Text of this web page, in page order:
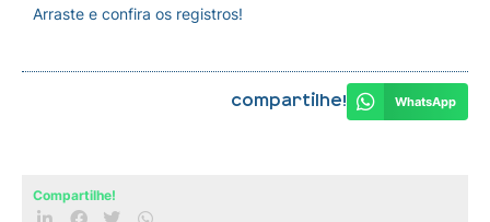
Arraste e confira os registros!
Compartilhe! WhatsApp
Compartilhe!